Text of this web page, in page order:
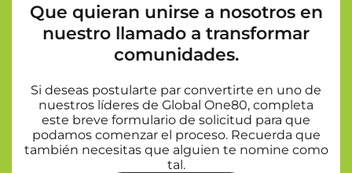
Que quieran unirse a nosotros en
nuestro llamado a transformar
comunidades.
Si deseas postularte par convertirte en uno de
nuestros líderes de Global One80, completa
este breve formulario de solicitud para que
podamos comenzar el proceso. Recuerda que
también necesitas que alguien te nomine como
tal.